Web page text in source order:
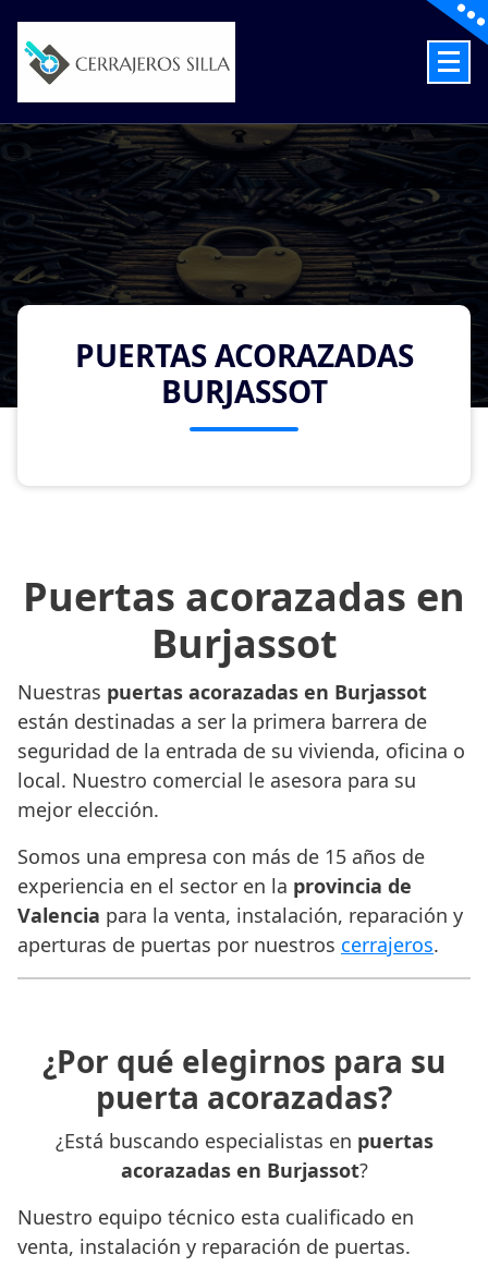
content
PUERTAS ACORAZADAS
BURJASSOT
Puertas acorazadas en
Burjassot
Nuestras puertas acorazadas en Burjassot
están destinadas a ser la primera barrera de
seguridad de la entrada de su vivienda, oficina o
local. Nuestro comercial le asesora para su
mejor elección.
Somos una empresa con más de 15 años de
experiencia en el sector en la provincia de
Valencia para la venta, instalación, reparación y
aperturas de puertas por nuestros cerrajeros.
¿Por qué elegirnos para su
puerta acorazadas?
¿Está buscando especialistas en puertas
acorazadas en Burjassot?
Nuestro equipo técnico esta cualificado en
venta, instalación y reparación de puertas.